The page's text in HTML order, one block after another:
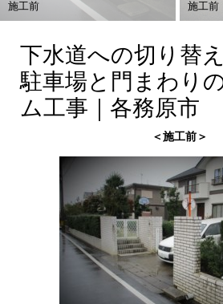
施工前 施工前
下水道への切り替
駐車場と門まわり
ム工事｜各務原市
＜施工前＞